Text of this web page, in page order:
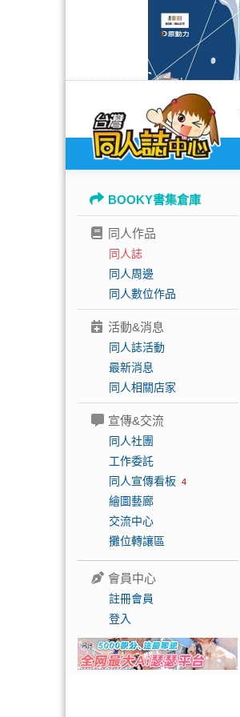
BOOKY書集倉庫
同人作品
同人誌
同人周邊
同人數位作品
活動&消息
同人誌活動
最新消息
同人相關店家
宣傳&交流
同人社團
工作委託
同人宣傳看板 4
繪圖藝廊
交流中心
攤位轉讓區
會員中心
註冊會員
登入